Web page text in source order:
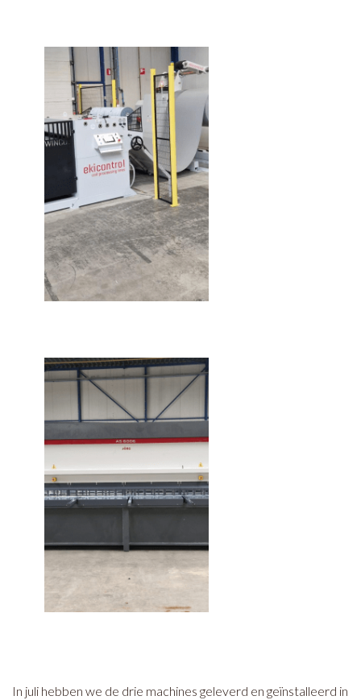
In juli hebben we de drie machines geleverd en geïnstalleerd in